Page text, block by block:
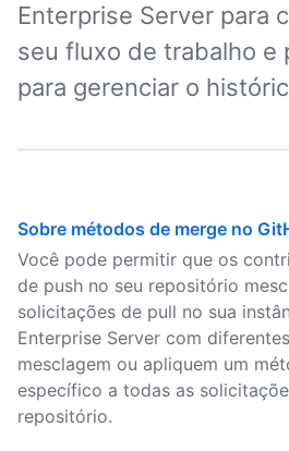
Enterprise Server para
seu fluxo de trabalho e
para gerenciar o
Sobre métodos de merge no
Você pode permitir que os
de push no seu repositório
solicitações de pull no sua
Enterprise Server com
mesclagem ou apliquem um
específico a todas as
repositório.